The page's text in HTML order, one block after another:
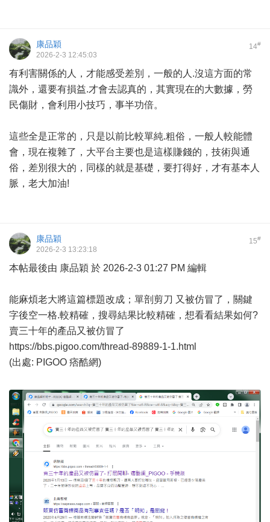
14#
康品穎
2026-2-3 12:45:03
有利害關係的人，才能感受差別，一般的人.沒這方面的常
識外，還要有損益.才會去認真的，其實現在的大數據，勞
民傷財，會利用小技巧，事半功倍。
這些全是正常的，只是以前比較單純.粗俗，一般人較能體
會，現在複雜了，大平台主要也是這樣賺錢的，技術與通
俗，差別很大的，同樣的就是基礎，要打得好，才有基本人
脈，老大加油!
15#
康品穎
2026-2-3 13:23:18
本帖最後由 康品穎 於 2026-2-3 01:27 PM 編輯
能麻煩老大將這篇標題改成；單剖剪刀 又被仿冒了，關鍵
字後空一格.較精確，搜尋結果比較精確，想看看結果如何?
賣三十年的產品又被仿冒了
https://bbs.pigoo.com/thread-89889-1-1.html
(出處: PIGOO 痞酷網)